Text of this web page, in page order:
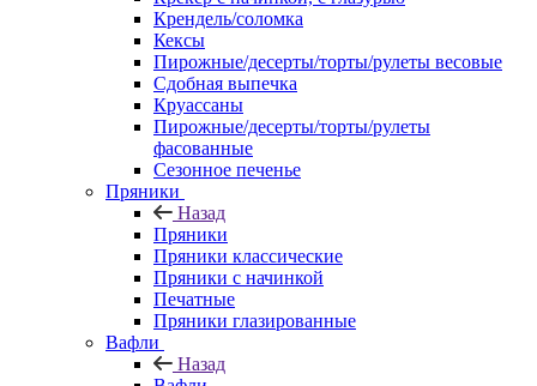
Крендель/соломка
Кексы
Пирожные/десерты/торты/рулеты весовые
Сдобная выпечка
Круассаны
Пирожные/десерты/торты/рулеты
фасованные
Сезонное печенье
Пряники
Назад
Пряники
Пряники классические
Пряники с начинкой
Печатные
Пряники глазированные
Вафли
Назад